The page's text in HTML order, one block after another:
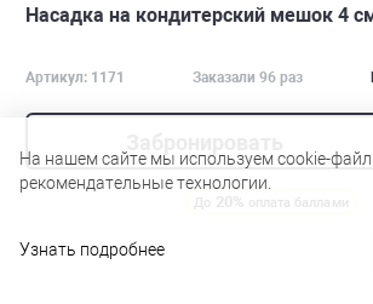
Насадка на кондитерский мешок 4
Артикул: 1171 Заказали 96 раз
До 20% оплата баллами
На нашем сайте мы используем cookie-
рекомендательные технологии.
Узнать подробнее